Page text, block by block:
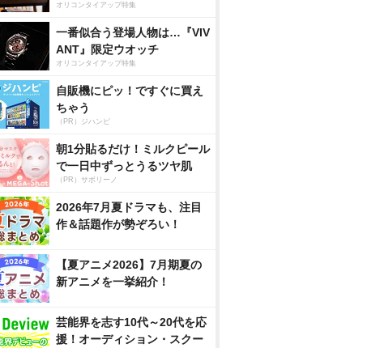
オリコンタイアップ特集
一番似合う登場人物は…『VIV
ANT』限定ウオッチ
オリコンタイアップ特集
自販機にピッ！ですぐに買え
ちゃう
（PR）ジハンピ
朝1分貼るだけ！ミルクピール
で一日中ずっとうるツヤ肌
（PR）サボリーノ
2026年7月夏ドラマも、注目
作＆話題作が勢ぞろい！
【夏アニメ2026】7月期夏の
新アニメを一挙紹介！
芸能界を志す10代～20代を応
援！オーディション・スクー